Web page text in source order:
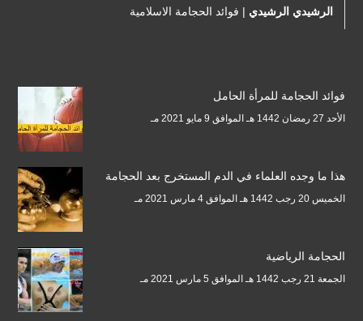
الرشيدي الرشيدي | فوائد الحجامة الاسلامية
فوائد الحجامة للمرأة الحامل
الأحد 27 رمضان 1442 هـ الموافق 9 مايو 2021 مـ
هذا ما وجده العلماء في الدم المستخرج بعد الحجامة
الخميس 20 رجب 1442 هـ الموافق 4 مارس 2021 مـ
الحجامة الرياضية
الجمعة 21 رجب 1442 هـ الموافق 5 مارس 2021 مـ